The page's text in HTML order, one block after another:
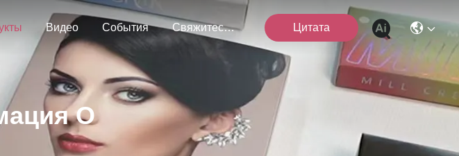
Видео События Свяжитесь Мы Цитата
О